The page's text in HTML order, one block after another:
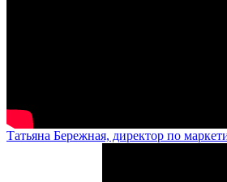
Татьяна Бережная, директор по